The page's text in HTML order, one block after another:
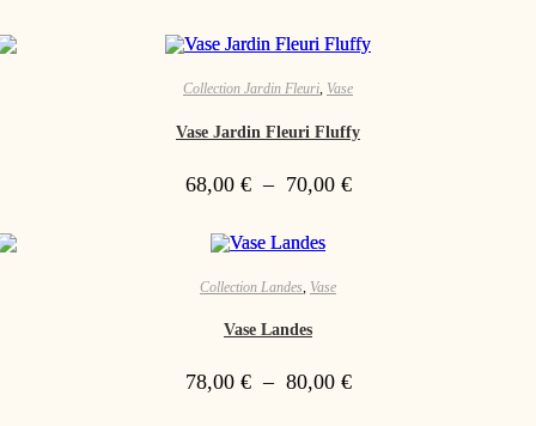
Collection Jardin Fleuri, Vase
Vase Jardin Fleuri Fluffy
68,00 € – 70,00 €
Collection Landes Vase
Vase Landes
78,00 € – 80,00 €